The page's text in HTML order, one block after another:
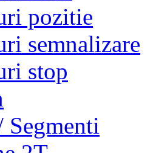
pozitie
semnalizare
stop
Segmenti